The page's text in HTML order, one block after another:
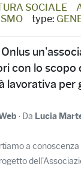
SOCIALE
type:
con lo scopo
lavorativa per
· Da Lucia
a